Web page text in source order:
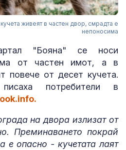
живеят в частен двор, смрадта е
непоносима
"Бояна" се носи
от частен имот, а в
повече от десет кучета.
потребители в
на двора излизат от
Преминаването покрай
е опасно - кучетата лаят